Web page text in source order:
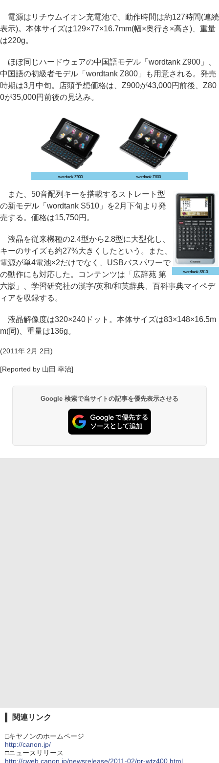
電源はリチウムイオン充電池で、動作時間は約127時間(連続
表示)。本体サイズは129×77×16.7mm(幅×奥行き×高さ)、重量
は220g。
ほぼ同じハードウェアの中国語モデル「wordtank Z900」、
中国語の初級者モデル「wordtank Z800」も用意される。発売
時期は3月中旬。店頭予想価格は、Z900が43,000円前後、Z80
0が35,000円前後の見込み。
wordtank Z900 wordtank Z800
wordtank S510
また、50音配列キーを搭載するストレート型
の新モデル「wordtank S510」を2月下旬より発
売する。価格は15,750円。
液晶を従来機種の2.4型から2.8型に大型化し、
キーのサイズも約27%大きくしたという。また、
電源が単4電池×2だけでなく、USBバスパワーで
の動作にも対応した。コンテンツは「広辞苑 第
六版」、学習研究社の漢字/英和/和英辞典、百科事典マイペデ
ィアを収録する。
液晶解像度は320×240ドット。本体サイズは83×148×16.5m
m(同)、重量は136g。
(2011年 2月 2日)
[Reported by 山田 幸治]
Google 検索で当サイトの記事を優先表示させる
関連リンク
□キヤノンのホームページ
http://canon.jp/
□ニュースリリース
http://cweb.canon.jp/newsrelease/2011-02/pr-wtz400.html